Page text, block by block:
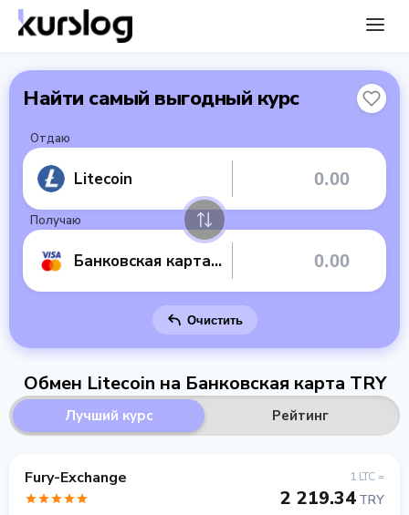
Найти самый выгодный курс
Отдаю
Litecoin
Получаю
Банковская карта TRY
Очистить
Обмен Litecoin на Банковская карта TRY
Лучший курс Рейтинг
Fury-Exchange 1 LTC =
2 219.34 TRY